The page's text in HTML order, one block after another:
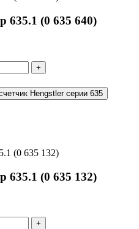
635.1 (0 635 640)
+
Hengstler серии 635
635.1 (0 635 132)
+